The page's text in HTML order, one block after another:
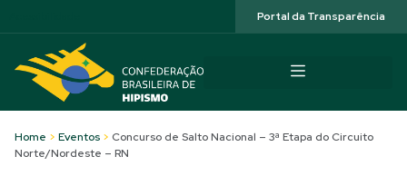
Portal da Transparência
Home > Eventos > Concurso de Salto Nacional – 3ª Etapa do Circuito
Norte/Nordeste – RN